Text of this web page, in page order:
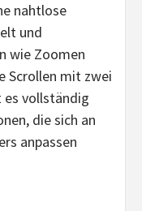
nahtlose
und
wie Zoomen
Scrollen mit zwei
es vollständig
die sich an
anpassen